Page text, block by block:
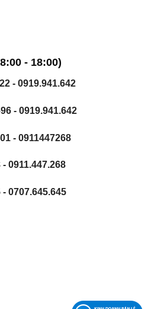
- 18:00)
- 0919.941.642
- 0919.941.642
- 0911447268
0911.447.268
0707.645.645